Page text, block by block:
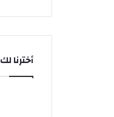
أخترنا لك